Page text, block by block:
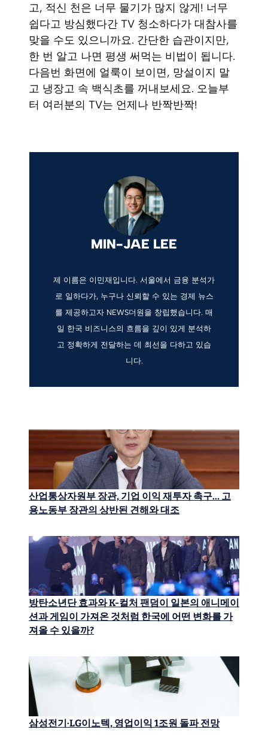
고, 적신 천은 너무 물기가 많지 않게! 너무
쉽다고 방심했다간 TV 청소하다가 대참사를
맞을 수도 있으니까요. 간단한 습관이지만,
한 번 알고 나면 평생 써먹는 비법이 됩니다.
다음번 화면에 얼룩이 보이면, 망설이지 말
고 냉장고 속 백식초를 꺼내보세요. 오늘부
터 여러분의 TV는 언제나 반짝반짝!
MIN-JAE LEE
제 이름은 이민재입니다. 서울에서 금융 분석가
로 일하다가, 누구나 신뢰할 수 있는 경제 뉴스
를 제공하고자 NEWS더원을 창립했습니다. 매
일 한국 비즈니스의 흐름을 깊이 있게 분석하
고 정확하게 전달하는 데 최선을 다하고 있습
니다.
산업통상자원부 장관, 기업 이익 재투자 촉구… 고
용노동부 장관의 상반된 견해와 대조
방탄소년단 효과와 K-컬처 팬덤이 일본의 애니메이
션과 게임이 가져온 것처럼 한국에 어떤 변화를 가
져올 수 있을까?
삼성전기·LG이노텍, 영업이익 1조원 돌파 전망